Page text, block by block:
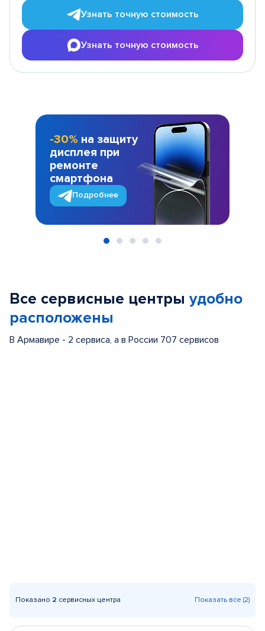
Узнать точную стоимость
Узнать точную стоимость
-30% на защиту
дисплея при
ремонте
смартфона
Подробнее
Все сервисные центры удобно
расположены
В Армавире - 2 сервиса, а в России 707 сервисов
Показано 2 сервисных центра Показать все (2)